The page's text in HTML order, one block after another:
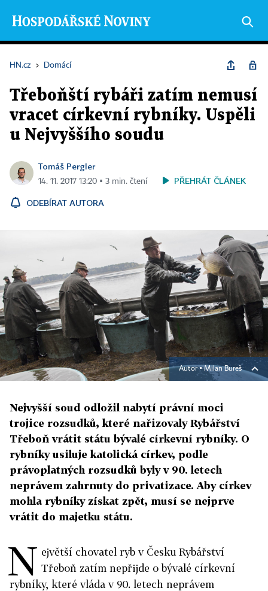
HN.cz › Domácí
Třeboňští rybáři zatím nemusí
vracet církevní rybníky. Uspěli
u Nejvyššího soudu
Tomáš Pergler
14. 11. 2017 13:20 ▪ 3 min. čtení PŘEHRÁT ČLÁNEK
ODEBÍRAT AUTORA
Autor ▪Milan Bureš
Nejvyšší soud odložil nabytí právní moci
trojice rozsudků, které nařizovaly Rybářství
Třeboň vrátit státu bývalé církevní rybníky. O
rybníky usiluje katolická církev, podle
právoplatných rozsudků byly v 90. letech
neprávem zahrnuty do privatizace. Aby církev
mohla rybníky získat zpět, musí se nejprve
vrátit do majetku státu.
N ejvětší chovatel ryb v Česku Rybářství
Třeboň zatím nepřijde o bývalé církevní
rybníky, které vláda v 90. letech neprávem